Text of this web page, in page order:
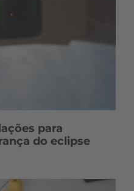
para
do eclipse